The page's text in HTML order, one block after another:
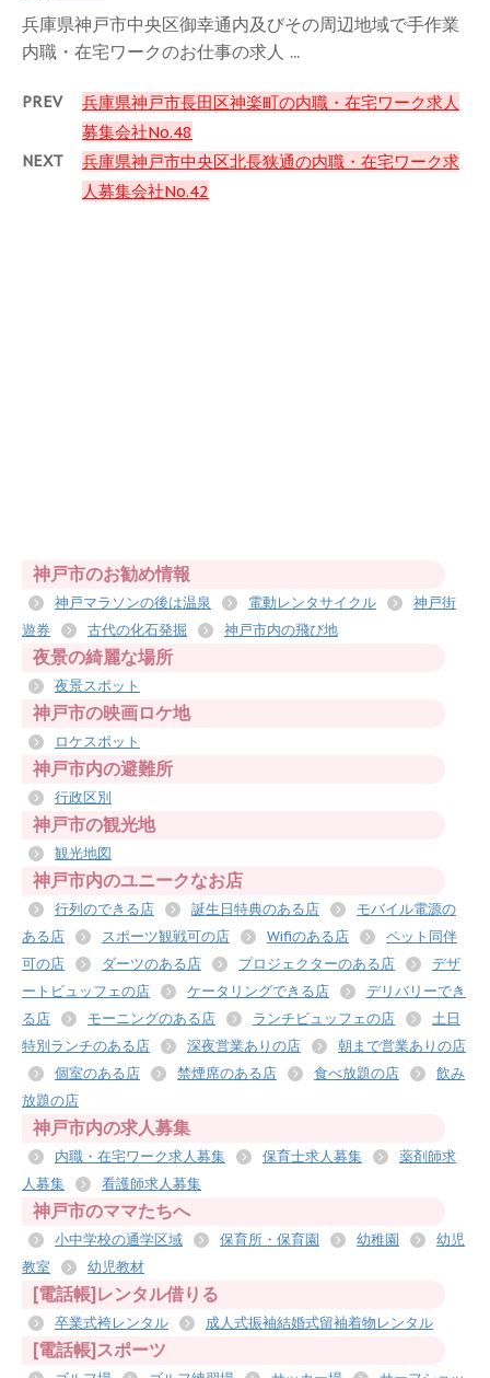
兵庫県神戸市中央区御幸通内及びその周辺地域で手作業
内職・在宅ワークのお仕事の求人 ...
PREV
兵庫県神戸市長田区神楽町の内職・在宅ワーク求人
募集会社No.48
NEXT
兵庫県神戸市中央区北長狭通の内職・在宅ワーク求
人募集会社No.42
神戸市のお勧め情報
神戸マラソンの後は温泉 電動レンタサイクル
神戸街
遊券
古代の化石発掘 神戸市内の飛び地
夜景の綺麗な場所
夜景スポット
神戸市の映画ロケ地
ロケスポット
神戸市内の避難所
行政区別
神戸市の観光地
観光地図
神戸市内のユニークなお店
行列のできる店 誕生日特典のある店
モバイル電源の
ある店
スポーツ観戦可の店 Wifiのある店
ペット同伴
可の店
ダーツのある店 プロジェクターのある店
デザ
ートビュッフェの店
ケータリングできる店
デリバリーでき
る店
モーニングのある店 ランチビュッフェの店
土日
特別ランチのある店
深夜営業ありの店
朝まで営業ありの店
個室のある店
禁煙席のある店 食べ放題の店
飲み
放題の店
神戸市内の求人募集
内職・在宅ワーク求人募集 保育士求人募集
薬剤師求
人募集
看護師求人募集
神戸市のママたちへ
小中学校の通学区域 保育所・保育園 幼稚園
幼児
教室
幼児教材
[電話帳]レンタル借りる
卒業式袴レンタル 成人式振袖結婚式留袖着物レンタル
[電話帳]スポーツ